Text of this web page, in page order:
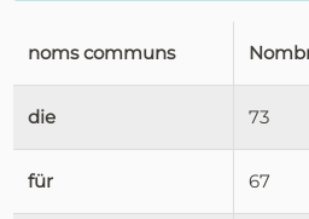
noms communs
die 73
für 67